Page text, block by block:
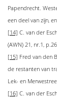
Papendrecht.
een deel van zijn,
[14] C. van der
(AWN) 21, nr.1,
[15] Fred van den
de restanten van
Lek- en
[16] C. van der